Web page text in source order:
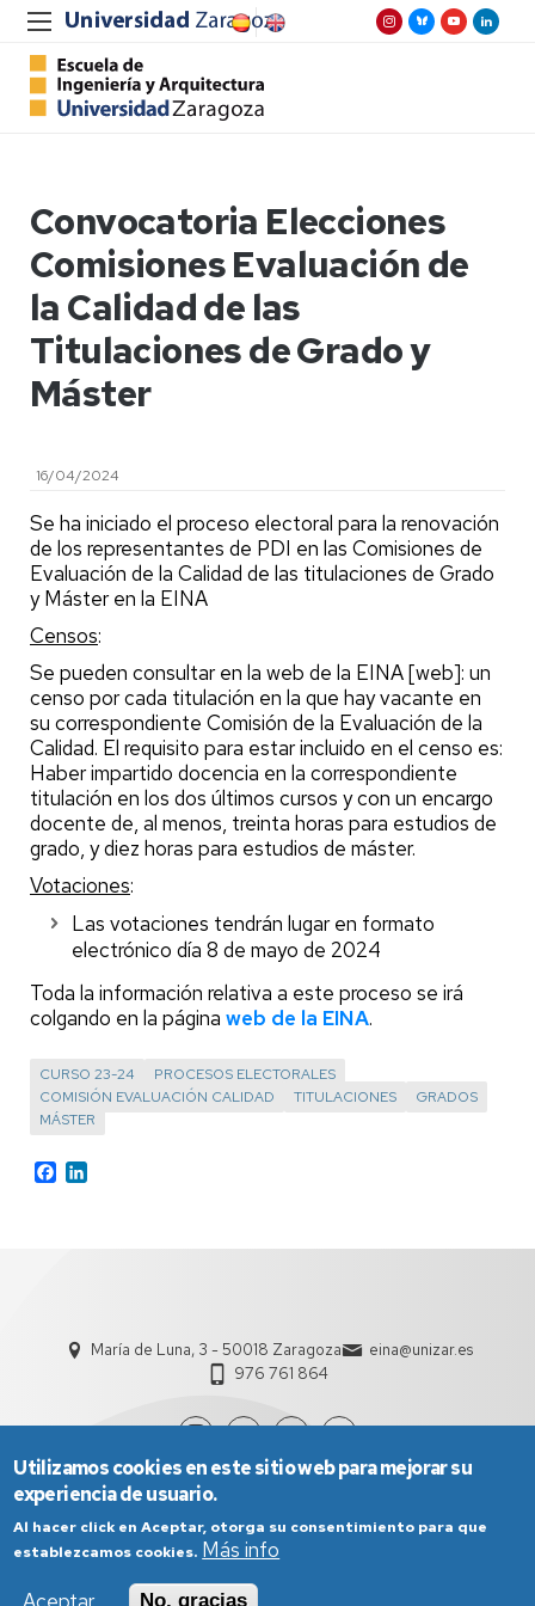
Convocatoria Elecciones
Comisiones Evaluación de
la Calidad de las
Titulaciones de Grado y
Máster
16/04/2024
Se ha iniciado el proceso electoral para la renovación
de los representantes de PDI en las Comisiones de
Evaluación de la Calidad de las titulaciones de Grado
y Máster en la EINA
Censos:
Se pueden consultar en la web de la EINA [web]: un
censo por cada titulación en la que hay vacante en
su correspondiente Comisión de la Evaluación de la
Calidad. El requisito para estar incluido en el censo es:
Haber impartido docencia en la correspondiente
titulación en los dos últimos cursos y con un encargo
docente de, al menos, treinta horas para estudios de
grado, y diez horas para estudios de máster.
Votaciones:
Las votaciones tendrán lugar en formato
electrónico día 8 de mayo de 2024
Toda la información relativa a este proceso se irá
colgando en la página web de la EINA.
CURSO 23-24
PROCESOS ELECTORALES
COMISIÓN EVALUACIÓN CALIDAD
TITULACIONES
GRADOS
MÁSTER
Facebook
María de Luna, 3 - 50018 Zaragoza
eina@unizar.es
976 761 864
Utilizamos cookies en este sitio web para mejorar su
experiencia de usuario.
Al hacer click en Aceptar, otorga su consentimiento para que
establezcamos cookies. Más info
No, gracias